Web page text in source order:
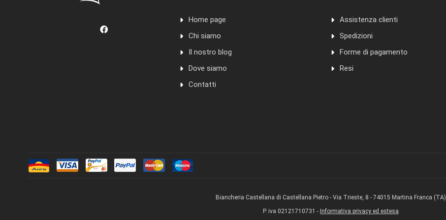
Home page
Chi siamo
Il nostro blog
Dove siamo
Contatti
Assistenza clienti
Spedizioni
Forme di pagamento
Resi
Biancheria Castellana di Castellana Pietro - Via Trieste, 8 - 74015 Martina Franca (TA)
P. iva 02121710731 - Informativa privacy ed estesa